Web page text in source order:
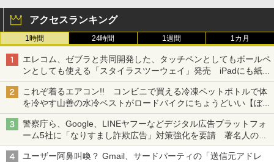
アクセスランキング
1時間 24時間 1週間 1カ月
エレコム、ゼブラと共同開発した、タッチペンとしてもボールペ
ンとしても使える「スタイラスツーウェイ」発売 iPadにも紙に
も、持ち替えずに書き込める
これぞ着るエアコン!! コンビニで買える冷凍ペットボトルで体
を冷やす山善の水冷ベストがロードバイクにちょうどいい【ぼっ
ち・ざ・ろーど！その14】【空いた時間でなにしてる？】
警察庁ら、Google、LINEヤフーなどデジタル広告プラットフォ
ーム5社に「なりすまし詐欺広告」対策強化を要請 著名人の写
真や映像を使った投資詐欺などへの対策として
ユーザー阿鼻叫喚？ Gmail、サードパーティの「送信元アドレ